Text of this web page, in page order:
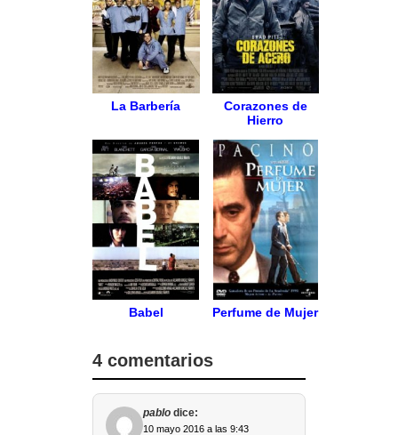
La Barbería
Corazones de
Hierro
Babel Perfume de Mujer
4 comentarios
pablo dice:
10 mayo 2016 a las 9:43